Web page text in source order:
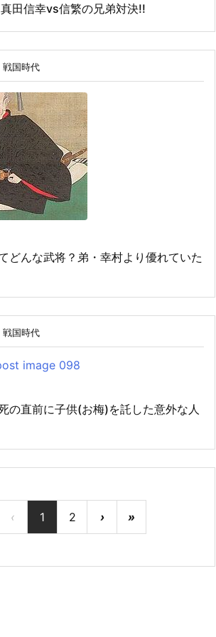
田信幸vs信繁の兄弟対決!!
戦国時代
どんな武将？弟・幸村より優れていた
戦国時代
の直前に子供(お梅)を託した意外な人
‹ 1 2 › »